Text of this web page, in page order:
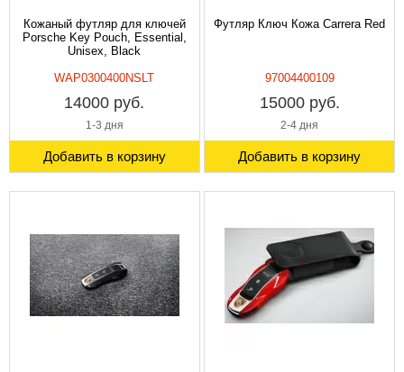
Кожаный футляр для ключей
Porsche Key Pouch, Essential,
Unisex, Black
WAP0300400NSLT
14000 руб.
1-3 дня
Добавить в корзину
Футляр Ключ Кожа Carrera Red
97004400109
15000 руб.
2-4 дня
Добавить в корзину